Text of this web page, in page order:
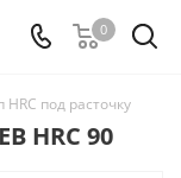
0
под расточку
HRC 90